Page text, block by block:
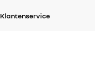
Klantenservice